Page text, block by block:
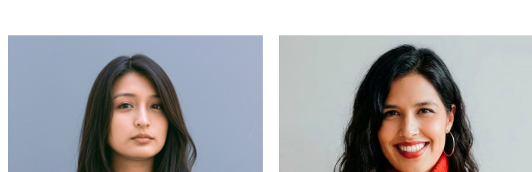
Arquitecta con experiencia en obra
residencial y reformas, actualmente
en el departamento de producción.
Colaboro en la planificación, el
Arquitecta enfocada en la ejecución
de obra, con más de 6 años de
experiencia en proyectos
residenciales. Atenta al detalle, y